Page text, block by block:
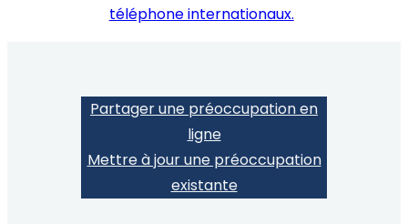
téléphone internationaux.
Partager une préoccupation en
ligne
Mettre à jour une préoccupation
existante